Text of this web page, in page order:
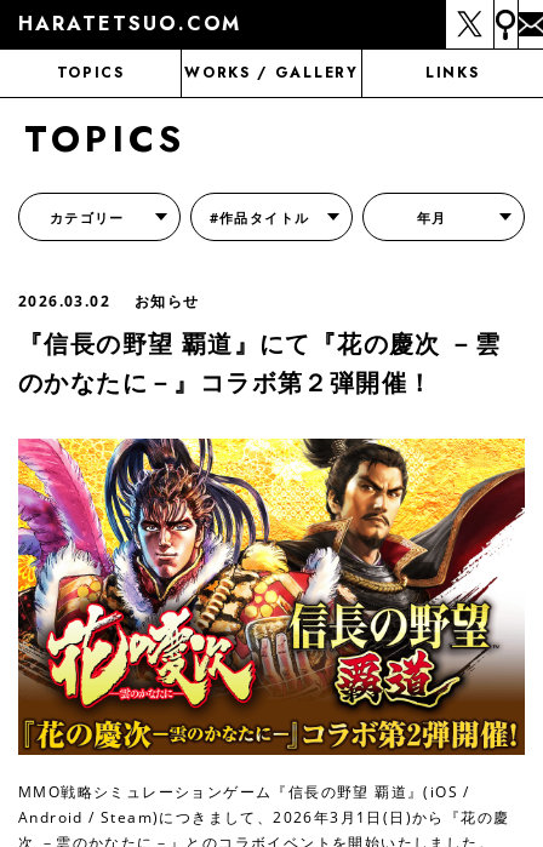
HARATETSUO.COM
TOPICS WORKS / GALLERY LINKS
TOPICS
カテゴリー #作品タイトル 年月
2026.03.02 お知らせ
『信長の野望 覇道』にて『花の慶次 －雲
のかなたに－』コラボ第２弾開催！
MMO戦略シミュレーションゲーム『信長の野望 覇道』(iOS /
Android / Steam)につきまして、2026年3月1日(日)から『花の慶